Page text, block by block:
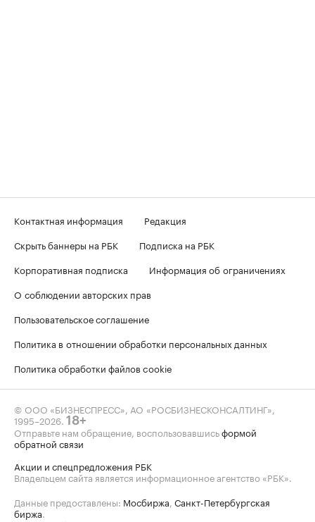
Контактная информация
Редакция
Скрыть баннеры на РБК
Подписка на РБК
Корпоративная подписка
Информация об ограничениях
О соблюдении авторских прав
Пользовательское соглашение
Политика в отношении обработки персональных данных
Политика обработки файлов cookie
© ООО «БИЗНЕСПРЕСС», АО «РОСБИЗНЕСКОНСАЛТИНГ»,
1995–2026 18+
Отправьте нам обращение, воспользовавшисьформой
обратной связи
Акции и спецпредложения РБК
Владельцем сайта является информационное агентство «РБК».
Данные предоставлены: Мосбиржа Санкт-Петербургская
биржа